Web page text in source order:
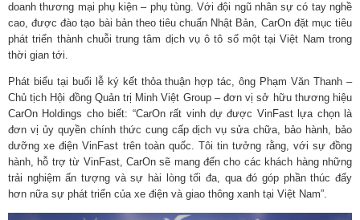
doanh thương mại phụ kiện – phụ tùng. Với đội ngũ nhân sự có tay nghề
cao, được đào tạo bài bản theo tiêu chuẩn Nhật Bản, CarOn đặt mục tiêu
phát triển thành chuỗi trung tâm dịch vụ ô tô số một tại Việt Nam trong
thời gian tới.
Phát biểu tại buổi lễ ký kết thỏa thuận hợp tác, ông Phạm Văn Thanh –
Chủ tịch Hội đồng Quản trị Minh Việt Group – đơn vị sở hữu thương hiệu
CarOn Holdings cho biết: “CarOn rất vinh dự được VinFast lựa chọn là
đơn vị ủy quyền chính thức cung cấp dịch vụ sửa chữa, bảo hành, bảo
dưỡng xe điện VinFast trên toàn quốc. Tôi tin tưởng rằng, với sự đồng
hành, hỗ trợ từ VinFast, CarOn sẽ mang đến cho các khách hàng những
trải nghiệm ấn tượng và sự hài lòng tối đa, qua đó góp phần thúc đẩy
hơn nữa sự phát triển của xe điện và giao thông xanh tại Việt Nam”.